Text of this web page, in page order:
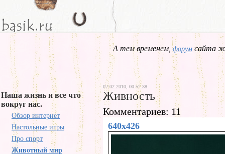
А тем временем,форум сайта
Наша жизнь и все что
вокруг нас.
Обзор интернет
Настольные игры
Про спорт
Животный мир
02.02.2010, 00.52.38
Живность
Комментариев: 11
640x426